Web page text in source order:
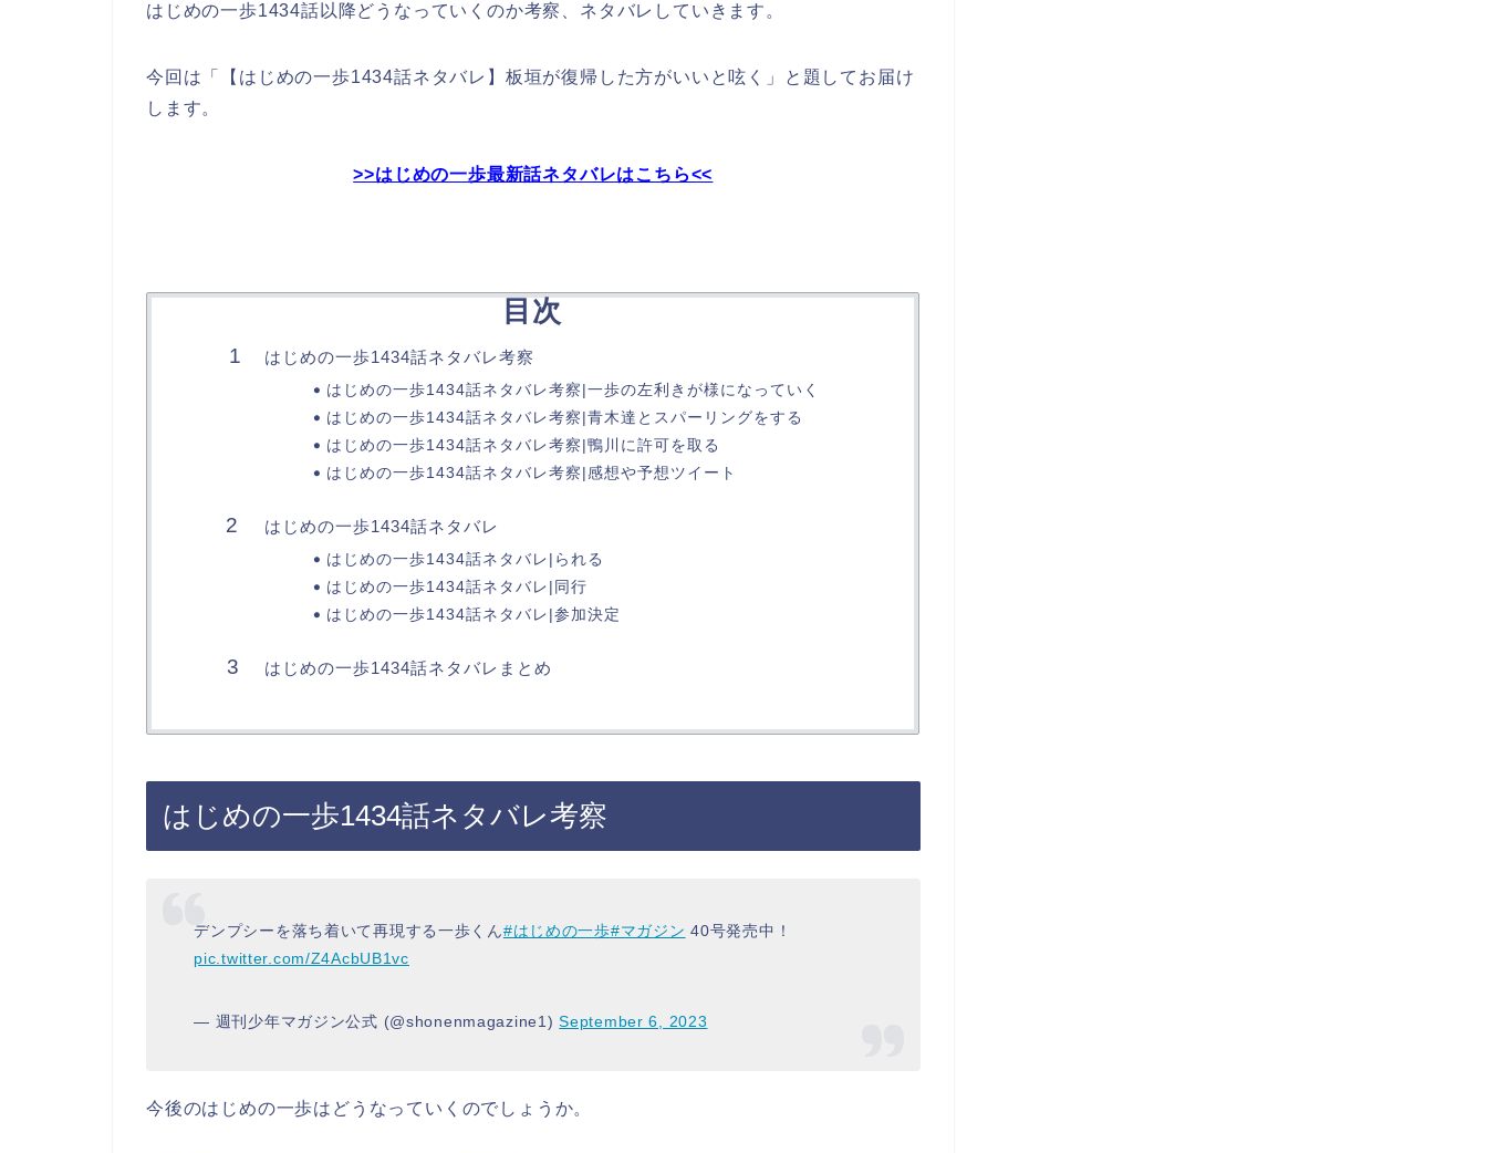
はじめの一歩1434話以降どうなっていくのか考察、ネタバレしていきます。
今回は「【はじめの一歩1434話ネタバレ】板垣が復帰した方がいいと呟く」と題してお届け
します。
>>はじめの一歩最新話ネタバレはこちら<<
目次
はじめの一歩1434話ネタバレ考察
はじめの一歩1434話ネタバレ考察|一歩の左利きが様になっていく
はじめの一歩1434話ネタバレ考察|青木達とスパーリングをする
はじめの一歩1434話ネタバレ考察|鴨川に許可を取る
はじめの一歩1434話ネタバレ考察|感想や予想ツイート
はじめの一歩1434話ネタバレ
はじめの一歩1434話ネタバレ|られる
はじめの一歩1434話ネタバレ|同行
はじめの一歩1434話ネタバレ|参加決定
はじめの一歩1434話ネタバレまとめ
はじめの一歩1434話ネタバレ考察
デンプシーを落ち着いて再現する一歩くん#はじめの一歩#マガジン 40号発売中！
pic.twitter.com/Z4AcbUB1vc
— 週刊少年マガジン公式 (@shonenmagazine1)September 6, 2023
今後のはじめの一歩はどうなっていくのでしょうか。